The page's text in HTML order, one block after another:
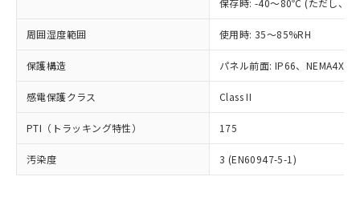
保存時: -40～80℃ (ただし、氷
周囲湿度範囲 使用時: 35～85%RH
保護構造 パネル前面: IP66、NEMA4X,
感電保護クラス Class II
PTI（トラッキング特性） 175
汚染度 3 (EN60947-5-1)
お客様が当ウェブサイト上で当社にご
登録された部品リストについて、当社
および当社の共同利用者が、当社の製
品・サービスに関するお客様との取
引・商談に必要な範囲で利用すること
※当社の共同利用者とは、"個人情報
の「1.共同利
用者の範囲」に記載されている法人を
※3 非含有証明書ダウンロード
下記の非含有証明書をダウンロードするこ
とができます。
EU RoHS指令（10物質）の非含有証明書
51物質の非含有証明書（当社基準）
※本証明書は発行日時点で非含有を証明す
るもので、過去に遡って非含有を証明する
「－」：未確認です。当社販売部門へお問
い合わせください。
キャンセル